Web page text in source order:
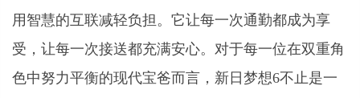
用智慧的互联减轻负担。它让每一次通勤都成为享
受，让每一次接送都充满安心。对于每一位在双重角
色中努力平衡的现代宝爸而言，新日梦想6不止是一